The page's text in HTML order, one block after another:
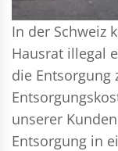
In der Schweiz
Hausrat illegal
die Entsorgung
unserer
Entsorgung in